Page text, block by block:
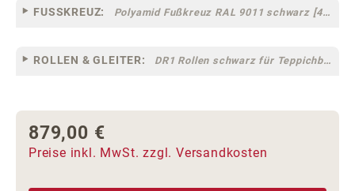
FUSSKREUZ: Polyamid Fußkreuz RAL 9011 schwarz [44]
ROLLEN & GLEITER: DR1 Rollen schwarz für Teppichböden [10]
Regulärer Preis:
879,00 €
Preise inkl. MwSt. zzgl. Versandkosten